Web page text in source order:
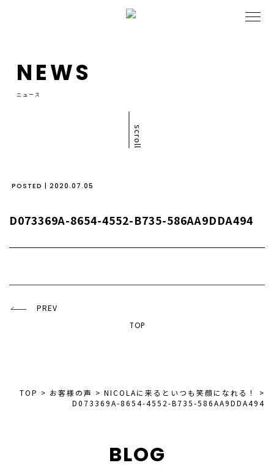
NEWS
ニュース
scroll
POSTED | 2020.07.05
D073369A-8654-4552-B735-586AA9DDA494
PREV
TOP
TOP > お客様の声 > NICOLAに来るといつも笑顔になれる！
>
D073369A-8654-4552-B735-586AA9DDA494
BLOG